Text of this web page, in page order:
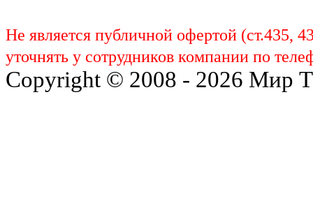
Не является публичной офертой (ст.435,
уточнять у сотрудников компании по
Copyright © 2008 - 2026 Мир